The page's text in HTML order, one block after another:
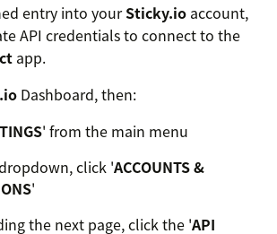
entry into yourSticky.io account,
API credentials to connect to the
app.
Dashboard, then:
' from the main menu
click 'ACCOUNTS &
'
the next page, click the 'API